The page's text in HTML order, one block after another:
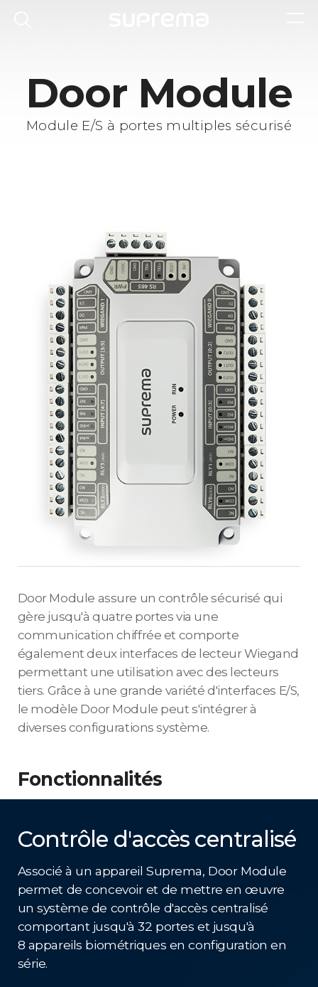
Door Module
Module E/S à portes multiples sécurisé
Door Module assure un contrôle sécurisé qui
gère jusqu'à quatre portes via une
communication chiffrée et comporte
également deux interfaces de lecteur Wiegand
permettant une utilisation avec des lecteurs
tiers. Grâce à une grande variété d'interfaces E/S,
le modèle Door Module peut s'intégrer à
diverses configurations système.
Fonctionnalités
Contrôle d'accès centralisé
Associé à un appareil Suprema, Door Module
permet de concevoir et de mettre en œuvre
un système de contrôle d'accès centralisé
comportant jusqu'à 32 portes et jusqu'à
8 appareils biométriques en configuration en
série.